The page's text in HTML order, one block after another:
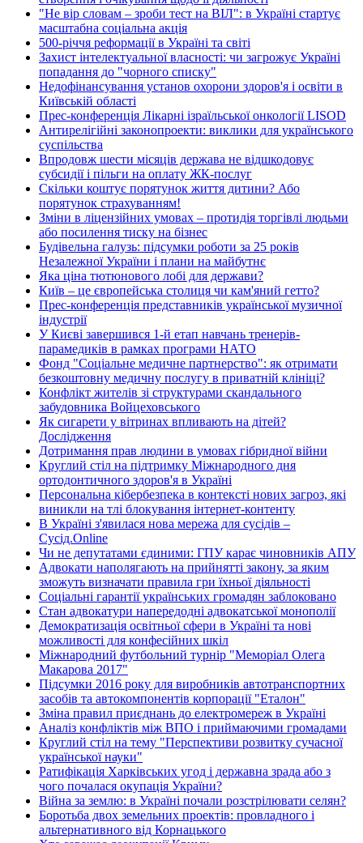
"Не вір словам – зроби тест на ВІЛ": в Україні стартує
масштабна соціальна акція
500-річчя реформації в Україні та світі
Захист інтелектуальної власності: чи загрожує Україні
попадання до "чорного списку"
Недофінансування установ охорони здоров'я і освіти в
Київській області
Прес-конференція Лікарні ізраїльської онкології LISOD
Антирелігійні законопроекти: виклики для українського
суспільства
Впродовж шести місяців держава не відшкодовує
субсидії і пільги на оплату ЖК-послуг
Скільки коштує порятунок життя дитини? Або
порятунок страхуванням!
Зміни в ліцензійних умовах – протидія торгівлі людьми
або посилення тиску на бізнес
Будівельна галузь: підсумки роботи за 25 років
Незалежної України і плани на майбутнє
Яка ціна тютюнового лобі для держави?
Київ – це європейська столиця чи кам'яний гетто?
Прес-конференція представників української музичної
індустрії
У Києві завершився 1-й етап навчань тренерів-
парамедиків в рамках програми НАТО
Фонд "Соціальне медичне партнерство": як отримати
безкоштовну медичну послугу в приватній клініці?
Конфлікт жителів зі структурами скандального
забудовника Войцеховського
Як сигарети у вітринах впливають на дітей?
Дослідження
Дотримання прав людини в умовах гібридної війни
Круглий стіл на підтримку Міжнародного дня
ортодонтичного здоров'я в Україні
Персональна кібербезпека в контексті нових загроз, які
виникли на тлі блокування інтернет-контенту
В Україні з'явилася нова мережа для сусідів –
Сусід.Online
Чи не депутатами єдиними: ГПУ карає чиновників АПУ
Адвокати наполягають на прийнятті закону, за яким
зможуть визначати правила гри їхньої діяльності
Соціальні гарантії українських громадян заблоковано
Стан адвокатури напередодні адвокатської монополії
Демократизація освітньої сфери в Україні та нові
можливості для конфесійних шкіл
Міжнародний футбольний турнір "Меморіал Олега
Макарова 2017"
Підсумки 2016 року для виробників автотранспортних
засобів та автокомпонентів корпорації "Еталон"
Зміна правил приєднань до електромереж в Україні
Аналіз конфліктів між ВПО і приймаючими громадами
Круглий стіл на тему "Перспективи розвитку сучасної
української науки"
Ратифікація Харківських угод і державна зрада або з
чого почалася окупація України?
Війна за землю: в Україні почали розстрілювати селян?
Боротьба двох земельних проектів: провладного і
альтернативного від Корнацького